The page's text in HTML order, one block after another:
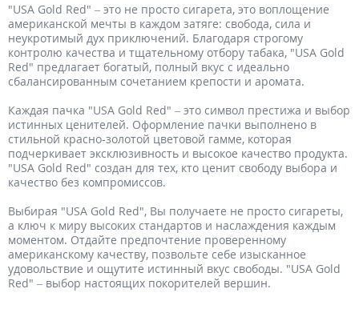
"USA Gold Red" – это не просто сигарета, это воплощение
американской мечты в каждом затяге: свобода, сила и
неукротимый дух приключений. Благодаря строгому
контролю качества и тщательному отбору табака, "USA Gold
Red" предлагает богатый, полный вкус с идеально
сбалансированным сочетанием крепости и аромата.
Каждая пачка "USA Gold Red" – это символ престижа и выбор
истинных ценителей. Оформление пачки выполнено в
стильной красно-золотой цветовой гамме, которая
подчеркивает эксклюзивность и высокое качество продукта.
"USA Gold Red" создан для тех, кто ценит свободу выбора и
качество без компромиссов.
Выбирая "USA Gold Red", Вы получаете не просто сигареты,
а ключ к миру высоких стандартов и наслаждения каждым
моментом. Отдайте предпочтение проверенному
американскому качеству, позвольте себе изысканное
удовольствие и ощутите истинный вкус свободы. "USA Gold
Red" – выбор настоящих покорителей вершин.